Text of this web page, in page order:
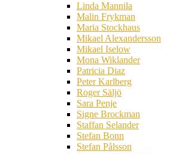
Linda Mannila
Malin Frykman
Maria Stockhaus
Mikael Alexandersson
Mikael Iselow
Mona Wiklander
Patricia Diaz
Peter Karlberg
Roger Säljö
Sara Penje
Signe Brockman
Staffan Selander
Stefan Bonn
Stefan Pålsson